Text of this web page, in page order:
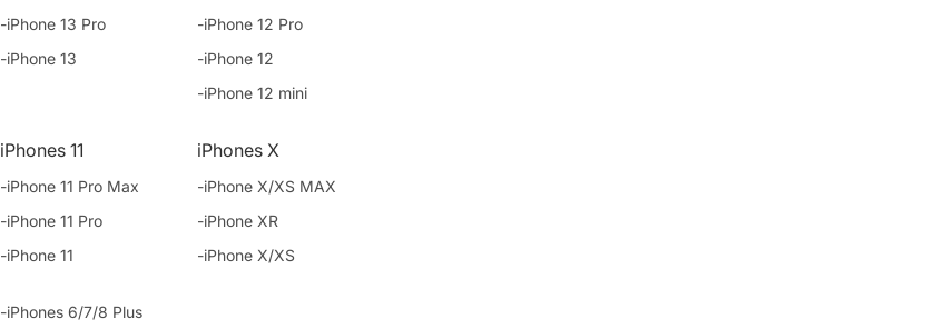
-iPhone 13 Pro
-iPhone 13
-iPhone 12 Pro
-iPhone 12
-iPhone 12 mini
iPhones 11
-iPhone 11 Pro Max
-iPhone 11 Pro
-iPhone 11
iPhones X
-iPhone X/XS MAX
-iPhone XR
-iPhone X/XS
-iPhones 6/7/8 Plus